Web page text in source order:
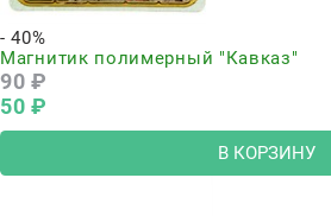
- 40%
Магнитик полимерный "Кавказ"
90 ₽
50 ₽
В КОРЗИНУ